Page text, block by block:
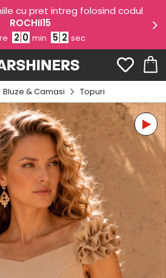
cu pret intreg folosind codul
ROCHII15
2 0 min 5 1 sec
Bluze & Camasi Topuri